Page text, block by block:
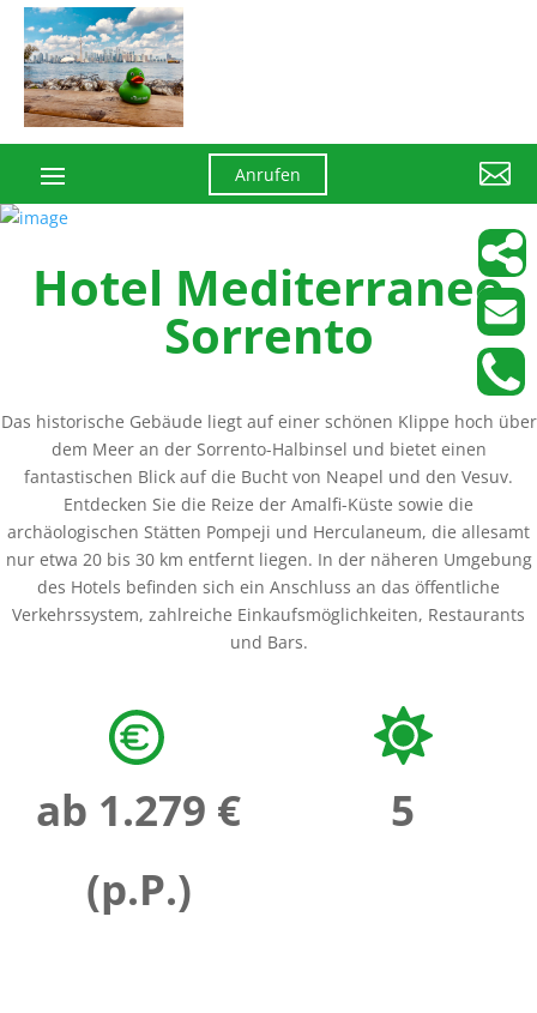
Anrufen 
Hotel Mediterraneo
Sorrento
Das historische Gebäude liegt auf einer schönen Klippe hoch über
dem Meer an der Sorrento-Halbinsel und bietet einen
fantastischen Blick auf die Bucht von Neapel und den Vesuv.
Entdecken Sie die Reize der Amalfi-Küste sowie die
archäologischen Stätten Pompeji und Herculaneum, die allesamt
nur etwa 20 bis 30 km entfernt liegen. In der näheren Umgebung
des Hotels befinden sich ein Anschluss an das öffentliche
Verkehrssystem, zahlreiche Einkaufsmöglichkeiten, Restaurants
und Bars.
ab 1.279 €
(p.P.)
5